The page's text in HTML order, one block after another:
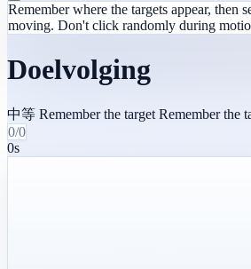
Remember where the targets appear, then
moving. Don't click randomly during
Doelvolging
中等 Remember the target Remember the
0/0
0s